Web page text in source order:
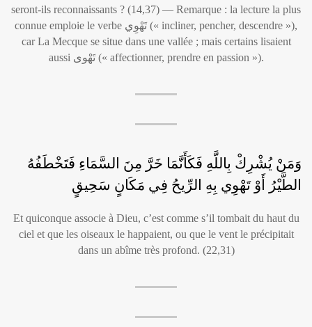
seront-ils reconnaissants ? (14,37) — Remarque : la lecture la plus
connue emploie le verbe تَهْوِي (« incliner, pencher, descendre »),
car La Mecque se situe dans une vallée ; mais certains lisaient
aussi تَهْوى (« affectionner, prendre en passion »).
وَمَنْ يُشْرِكْ بِاللَّهِ فَكَأَنَّمَا خَرَّ مِنَ السَّمَاءِ فَتَخْطَفُهُ
الطَّيْرُ أَوْ تَهْوِي بِهِ الرِّيحُ فِي مَكَانٍ سَحِيقٍ
Et quiconque associe à Dieu, c’est comme s’il tombait du haut du
ciel et que les oiseaux le happaient, ou que le vent le précipitait
dans un abîme très profond. (22,31)